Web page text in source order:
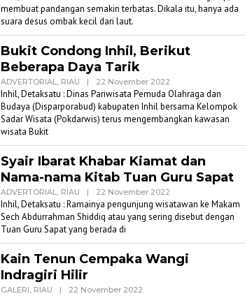
Detaksatu
membuat pandangan semakin terbatas. Dikala itu, hanya ada
suara desus ombak kecil dari laut.
Bukit Condong Inhil, Berikut
Beberapa Daya Tarik
ADVERTORIAL, RIAU | 22 November 2022
Admin
Detaksatu
Inhil, Detaksatu : Dinas Pariwisata Pemuda Olahraga dan
Budaya (Disparporabud) kabupaten Inhil bersama Kelompok
Sadar Wisata (Pokdarwis) terus mengembangkan kawasan
wisata Bukit
Syair Ibarat Khabar Kiamat dan
Nama-nama Kitab Tuan Guru Sapat
ADVERTORIAL, RIAU | 22 November 2022
Admin
Detaksatu
Inhil, Detaksatu : Ramainya pengunjung wisatawan ke Makam
Sech Abdurrahman Shiddiq atau yang sering disebut dengan
Tuan Guru Sapat yang berada di
Kain Tenun Cempaka Wangi
Indragiri Hilir
GALERI, RIAU | 22 November 2022